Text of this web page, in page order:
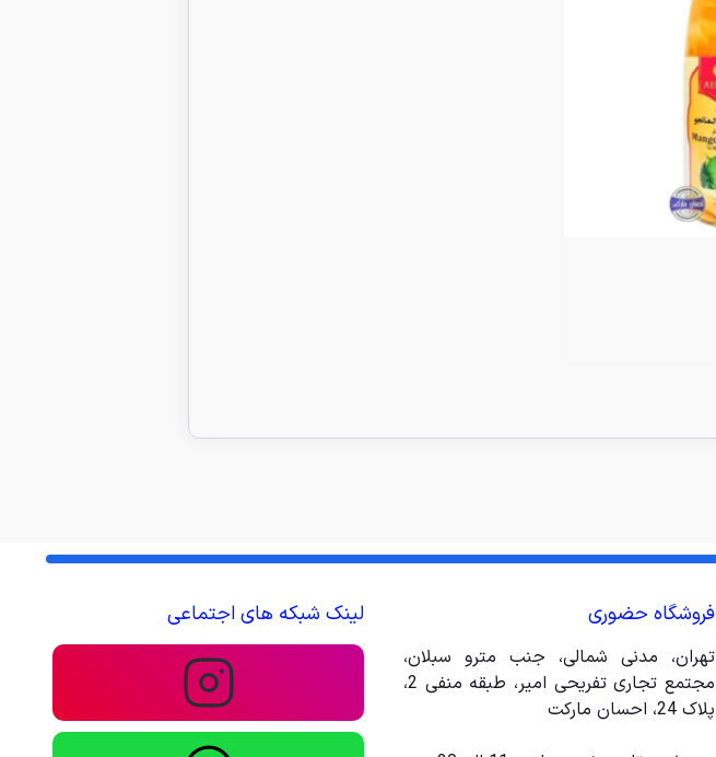
فروشگاه حضوری
تهران، مدنی شمالی، جنب مترو سبلان،
مجتمع تجاری تفریحی امیر، طبقه منفی 2،
پلاک 24، احسان مارکت
لینک شبکه های اجتماعی